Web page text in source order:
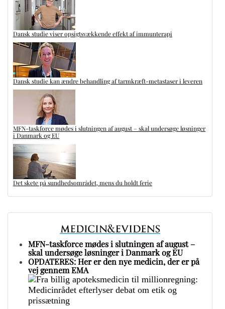
Dansk studie viser opsigtsvækkende effekt af immunterapi
Dansk studie kan ændre behandling af tarmkræft-metastaser i leveren
MFN-taskforce mødes i slutningen af august – skal undersøge løsninger
i Danmark og EU
Det skete på sundhedsområdet, mens du holdt ferie
MFN-taskforce mødes i slutningen af august –
skal undersøge løsninger i Danmark og EU
OPDATERES: Her er den nye medicin, der er på
vej gennem EMA